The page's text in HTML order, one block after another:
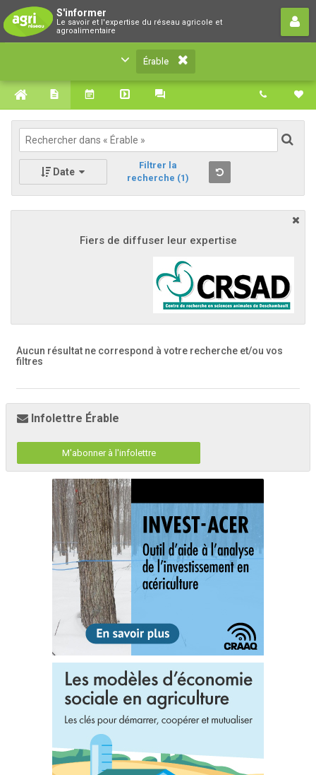
S'informer
Le savoir et l'expertise du réseau agricole et
agroalimentaire
Le savoir et l'expertise du réseau agricole et
agroalimentaire
Érable
Date
Filtrer la
recherche (1)
Fiers de diffuser leur expertise
Aucun résultat ne correspond à votre recherche et/ou vos
filtres
Infolettre Érable
M'abonner à l'infolettre